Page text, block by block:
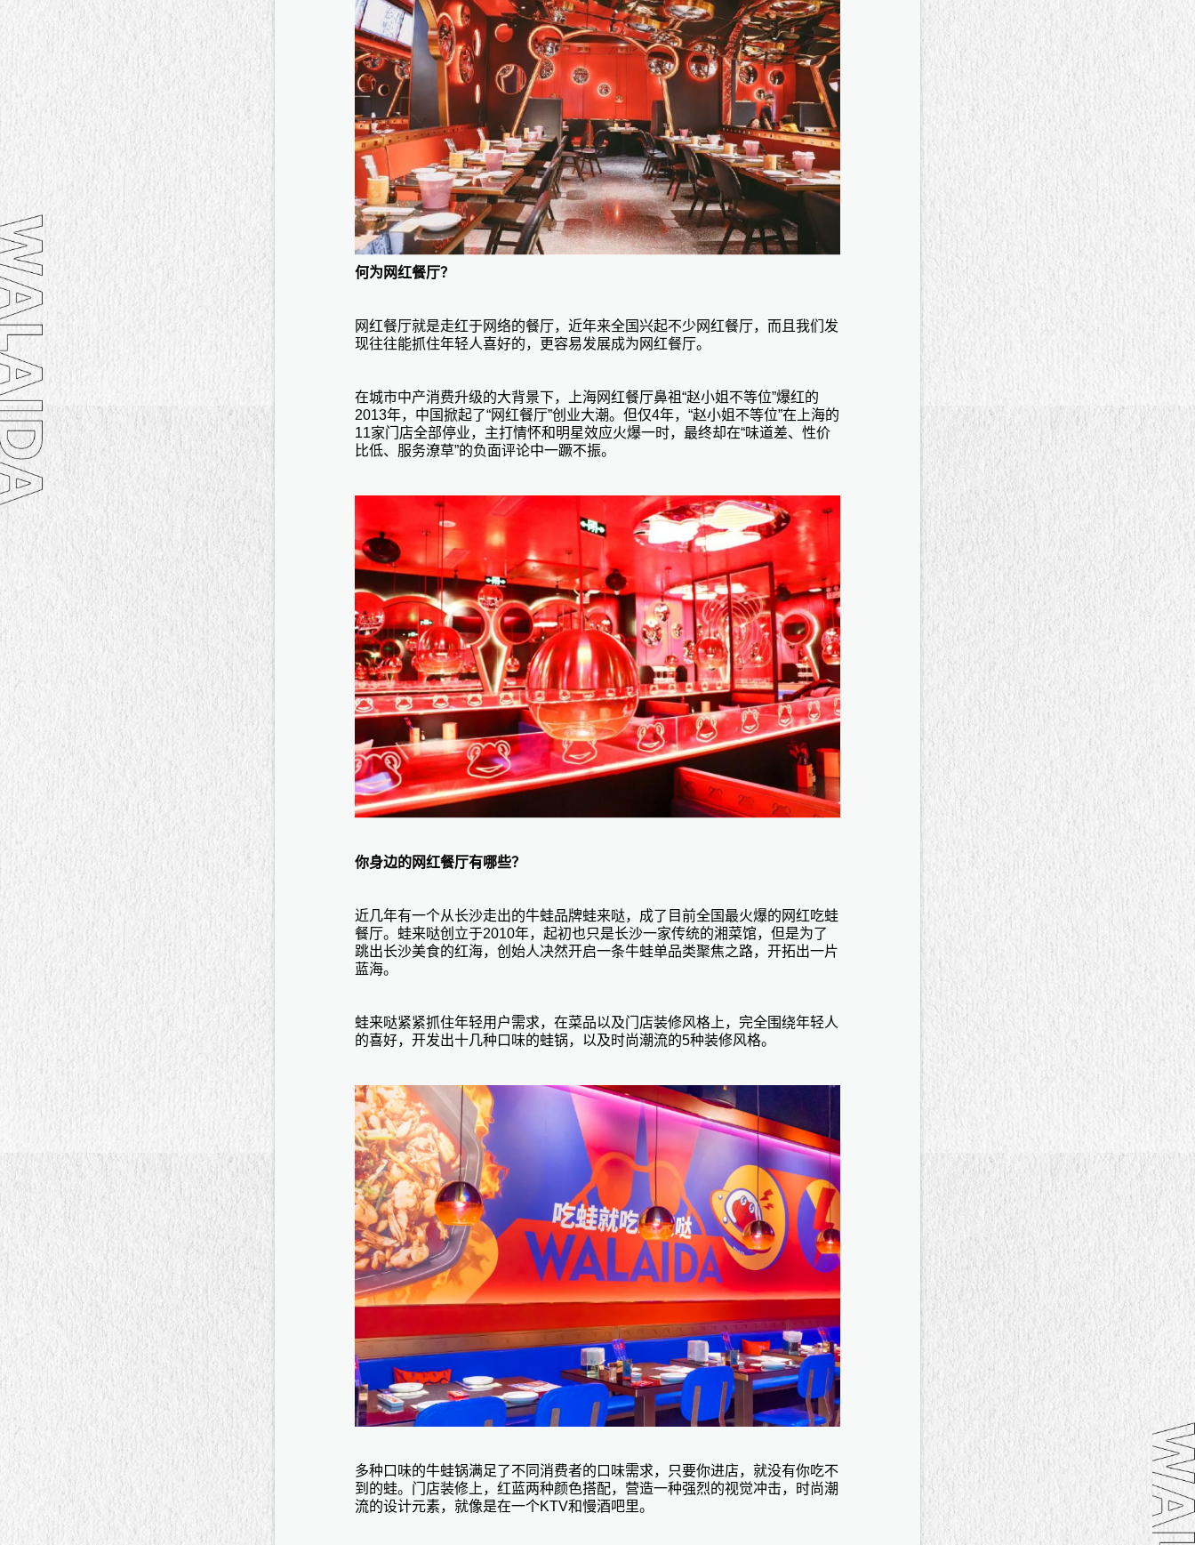
何为网红餐厅？
网红餐厅就是走红于网络的餐厅，近年来全国兴起不少网红餐厅，而且我们发
现往往能抓住年轻人喜好的，更容易发展成为网红餐厅。
在城市中产消费升级的大背景下，上海网红餐厅鼻祖“赵小姐不等位”爆红的
2013年，中国掀起了“网红餐厅”创业大潮。但仅4年，“赵小姐不等位”在上海的
11家门店全部停业，主打情怀和明星效应火爆一时，最终却在“味道差、性价
比低、服务潦草”的负面评论中一蹶不振。
你身边的网红餐厅有哪些？
近几年有一个从长沙走出的牛蛙品牌蛙来哒，成了目前全国最火爆的网红吃蛙
餐厅。蛙来哒创立于2010年，起初也只是长沙一家传统的湘菜馆，但是为了
跳出长沙美食的红海，创始人决然开启一条牛蛙单品类聚焦之路，开拓出一片
蓝海。
蛙来哒紧紧抓住年轻用户需求，在菜品以及门店装修风格上，完全围绕年轻人
的喜好，开发出十几种口味的蛙锅，以及时尚潮流的5种装修风格。
多种口味的牛蛙锅满足了不同消费者的口味需求，只要你进店，就没有你吃不
到的蛙。门店装修上，红蓝两种颜色搭配，营造一种强烈的视觉冲击，时尚潮
流的设计元素，就像是在一个KTV和慢酒吧里。